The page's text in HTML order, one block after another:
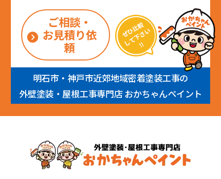
ご相談・
お見積り依
頼
明石市・神戸市近郊地域密着塗装工事の
外壁塗装・屋根工事専門店 おかちゃんペイント